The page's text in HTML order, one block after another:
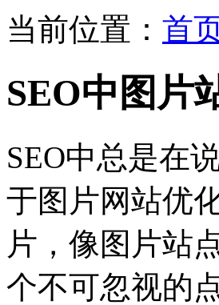
当前位置： 首
SEO中图片
SEO中总是在
于图片网站优
片，像图片站
个不可忽视的